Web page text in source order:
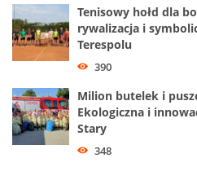
Tenisowy hołd dla
rywalizacja i
Terespolu
390
Milion butelek i
Ekologiczna i
Stary
348